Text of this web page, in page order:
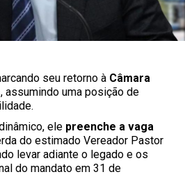
seu retorno à Câmara
, assumindo uma posição de
ele preenche a vaga
do estimado Vereador Pastor
levar adiante o legado e os
do mandato em 31 de